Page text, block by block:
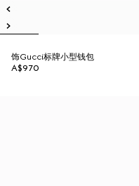
饰Gucci标牌小型钱包
A$970